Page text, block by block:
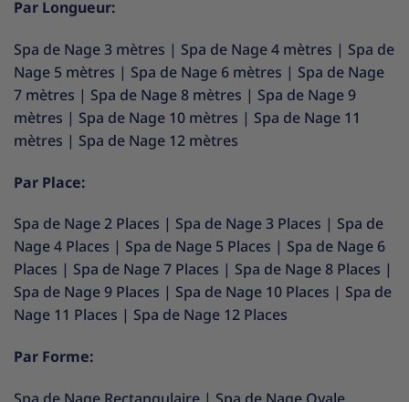
Par Longueur:
Spa de Nage 3 mètres | Spa de Nage 4 mètres | Spa de
Nage 5 mètres | Spa de Nage 6 mètres | Spa de Nage
7 mètres | Spa de Nage 8 mètres | Spa de Nage 9
mètres | Spa de Nage 10 mètres | Spa de Nage 11
mètres | Spa de Nage 12 mètres
Par Place:
Spa de Nage 2 Places | Spa de Nage 3 Places | Spa de
Nage 4 Places | Spa de Nage 5 Places | Spa de Nage 6
Places | Spa de Nage 7 Places | Spa de Nage 8 Places |
Spa de Nage 9 Places | Spa de Nage 10 Places | Spa de
Nage 11 Places | Spa de Nage 12 Places
Par Forme: